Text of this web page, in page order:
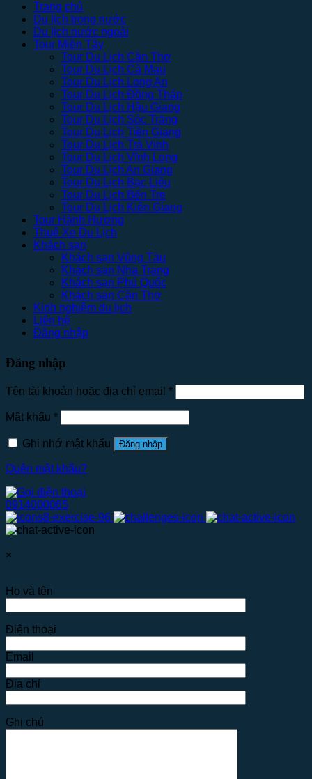
Trang chủ
Du lịch trong nước
Du lịch nước ngoài
Tour Miền Tây
Tour Du Lịch Cần Thơ
Tour Du Lịch Cà Mau
Tour Du Lịch Long An
Tour Du Lịch Đồng Tháp
Tour Du Lịch Hậu Giang
Tour Du Lịch Sóc Trăng
Tour Du Lịch Tiền Giang
Tour Du Lịch Trà Vinh
Tour Du Lịch Vĩnh Long
Tour Du Lịch An Giang
Tour Du Lịch Bạc Liêu
Tour Du Lịch Bến Tre
Tour Du Lịch Kiên Giang
Tour Hành Hương
Thuê Xe Du Lịch
Khách sạn
Khách sạn Vũng Tàu
Khách sạn Nha Trang
Khách sạn Phú Quốc
Khách sạn Cần Thơ
Kinh nghiệm du lịch
Liên hệ
Đăng nhập
Đăng nhập
Tên tài khoản hoặc địa chỉ email *
Mật khẩu *
Ghi nhớ mật khẩu Đăng nhập
Quên mật khẩu?
0914000065
×
Họ và tên
Điện thoại
Email
Địa chỉ
Ghi chú